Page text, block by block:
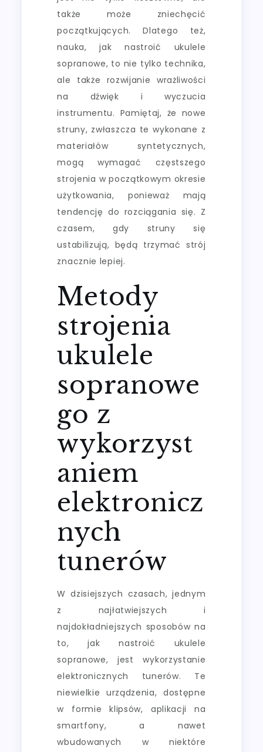
także może zniechęcić
początkujących. Dlatego też,
nauka, jak nastroić ukulele
sopranowe, to nie tylko technika,
ale także rozwijanie wrażliwości
na dźwięk i wyczucia
instrumentu. Pamiętaj, że nowe
struny, zwłaszcza te wykonane z
materiałów syntetycznych,
mogą wymagać częstszego
strojenia w początkowym okresie
użytkowania, ponieważ mają
tendencję do rozciągania się. Z
czasem, gdy struny się
ustabilizują, będą trzymać strój
znacznie lepiej.
Metody
strojenia
ukulele
sopranowe
go z
wykorzyst
aniem
elektronicz
nych
tunerów
W dzisiejszych czasach, jednym
z najłatwiejszych i
najdokładniejszych sposobów na
to, jak nastroić ukulele
sopranowe, jest wykorzystanie
elektronicznych tunerów. Te
niewielkie urządzenia, dostępne
w formie klipsów, aplikacji na
smartfony, a nawet
wbudowanych w niektóre